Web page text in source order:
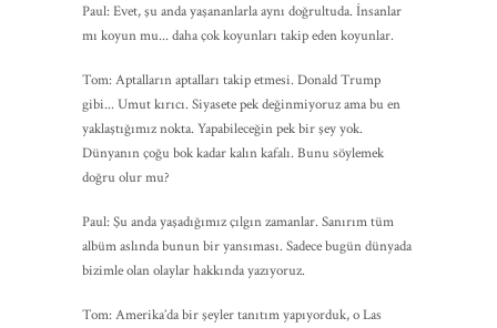
Paul: Evet, şu anda yaşananlarla aynı doğrultuda. İnsanlar
mı koyun mu... daha çok koyunları takip eden koyunlar.
Tom: Aptalların aptalları takip etmesi. Donald Trump
gibi... Umut kırıcı. Siyasete pek değinmiyoruz ama bu en
yaklaştığımız nokta. Yapabileceğin pek bir şey yok.
Dünyanın çoğu bok kadar kalın kafalı. Bunu söylemek
doğru olur mu?
Paul: Şu anda yaşadığımız çılgın zamanlar. Sanırım tüm
albüm aslında bunun bir yansıması. Sadece bugün dünyada
bizimle olan olaylar hakkında yazıyoruz.
Tom: Amerika’da bir şeyler tanıtım yapıyorduk, o Las